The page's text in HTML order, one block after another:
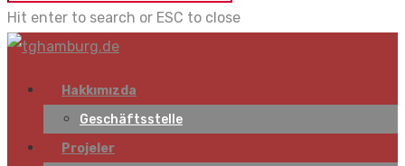
Hit enter to search or ESC to close
Hakkımızda
Geschäftsstelle
Projeler